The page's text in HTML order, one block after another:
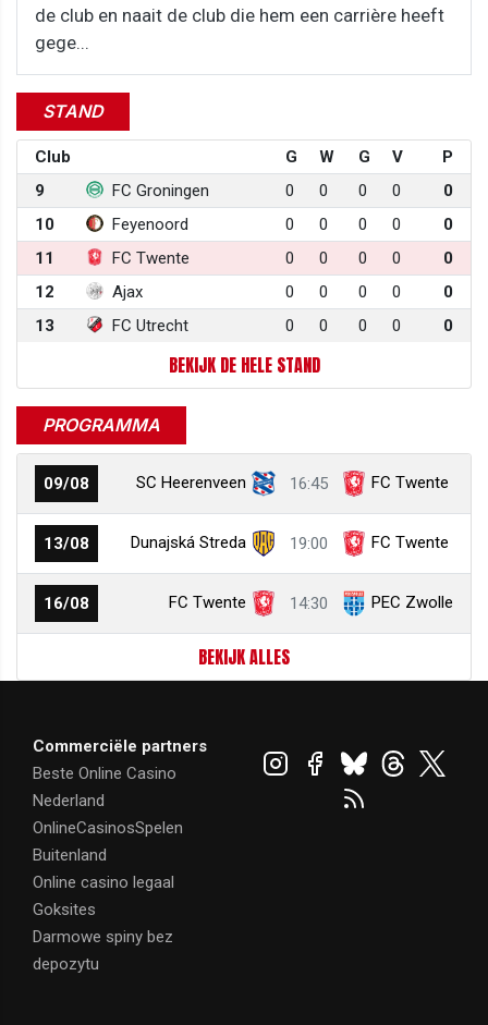
de club en naait de club die hem een carrière heeft
gege...
STAND
Club G W G V
P
9
FC Groningen 0 0 0 0
0
10
Feyenoord 0 0 0 0
0
11
FC Twente 0 0 0 0
0
12
Ajax 0 0 0 0
0
13
FC Utrecht 0 0 0 0 0
BEKIJK DE HELE STAND
PROGRAMMA
09/08 SC Heerenveen 16:45 FC Twente
13/08 Dunajská Streda 19:00 FC Twente
16/08 FC Twente 14:30 PEC Zwolle
BEKIJK ALLES
Commerciële partners
Beste Online Casino
Nederland
OnlineCasinosSpelen
Buitenland
Online casino legaal
Goksites
Darmowe spiny bez
depozytu